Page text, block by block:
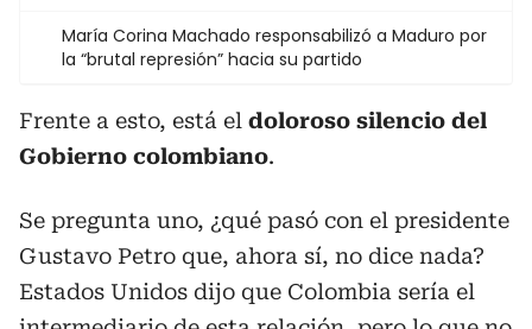
María Corina Machado responsabilizó a Maduro por
la “brutal represión” hacia su partido
Frente a esto, está el doloroso silencio del
Gobierno colombiano.
Se pregunta uno, ¿qué pasó con el presidente
Gustavo Petro que, ahora sí, no dice nada?
Estados Unidos dijo que Colombia sería el